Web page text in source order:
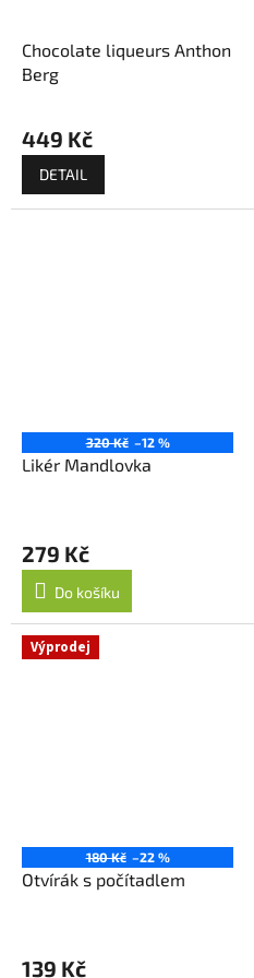
Chocolate liqueurs Anthon
Berg
449 Kč
DETAIL
320 Kč –12 %
Likér Mandlovka
279 Kč
Do košíku
Výprodej
180 Kč –22 %
Otvírák s počítadlem
139 Kč